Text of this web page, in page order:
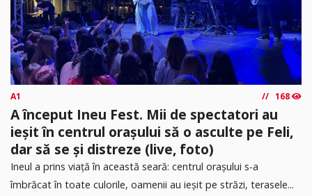
A1 168
A început Ineu Fest. Mii de spectatori au
ieșit în centrul orașului să o asculte pe Feli,
dar să se și distreze (live, foto)
Ineul a prins viață în această seară: centrul orașului s-a
îmbrăcat în toate culorile, oamenii au ieșit pe străzi, terasele...